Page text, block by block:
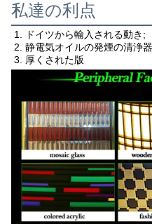
私達の利点
1.
ドイツから輸入される動き;
2. 静電気オイルの発煙の清浄
3. 厚くされた版